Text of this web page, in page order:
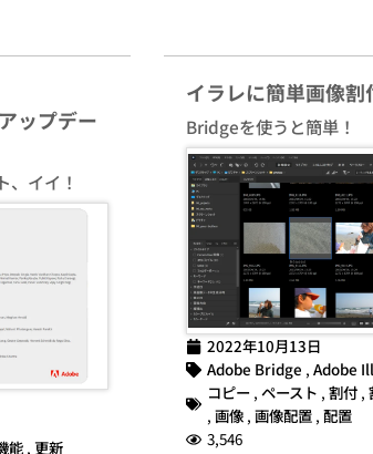
ップデー
、イイ！
能 , 更新
イラレに簡単画像割
Bridgeを使うと簡単！
2022年10月13日
Adobe Bridge , Adobe
コピー, ペースト , 割付,
, 画像, 画像配置, 配置
3,546